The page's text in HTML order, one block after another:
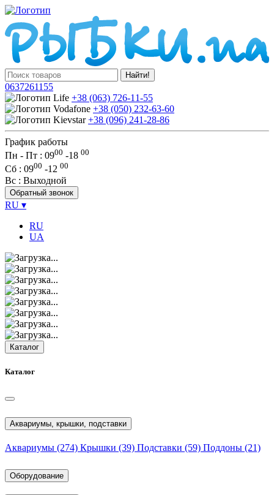
Найти!
0637261155
+38 (063) 726-11-55
+38 (050) 232-63-60
+38 (096) 241-28-86
График работы
Пн - Пт : 0900 -18 00
Сб : 0900 -12 00
Вс : Выходной
Обратный звонок
RU ▾
RU
UA
Каталог
Каталог
Аквариумы, крышки, подставки
Аквариумы (274) Крышки (39) Подставки (59) Поддоны (21)
Оборудование